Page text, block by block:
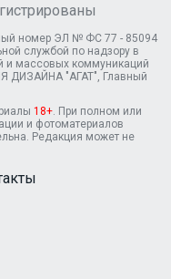
номер ЭЛ № ФС 77 - 85094
службой по надзору в
и массовых коммуникаций
ДИЗАЙНА "АГАТ", Главный
18+ . При полном или
и фотоматериалов
Редакция может не